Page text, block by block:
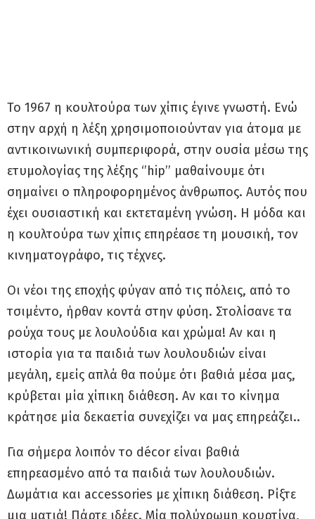
Το 1967 η κουλτούρα των χίπις έγινε γνωστή. Ενώ
στην αρχή η λέξη χρησιμοποιούνταν για άτομα με
αντικοινωνική συμπεριφορά, στην ουσία μέσω της
ετυμολογίας της λέξης ‘’hip’’ μαθαίνουμε ότι
σημαίνει ο πληροφορημένος άνθρωπος. Αυτός που
έχει ουσιαστική και εκτεταμένη γνώση. Η μόδα και
η κουλτούρα των χίπις επηρέασε τη μουσική, τον
κινηματογράφο, τις τέχνες.
Οι νέοι της εποχής φύγαν από τις πόλεις, από το
τσιμέντο, ήρθαν κοντά στην φύση. Στολίσανε τα
ρούχα τους με λουλούδια και χρώμα! Αν και η
ιστορία για τα παιδιά των λουλουδιών είναι
μεγάλη, εμείς απλά θα πούμε ότι βαθιά μέσα μας,
κρύβεται μία χίπικη διάθεση. Αν και το κίνημα
κράτησε μία δεκαετία συνεχίζει να μας επηρεάζει..
Για σήμερα λοιπόν το décor είναι βαθιά
επηρεασμένο από τα παιδιά των λουλουδιών.
Δωμάτια και accessories με χίπικη διάθεση. Ρίξτε
μια ματιά! Πάρτε ιδέες. Μία πολύχρωμη κουρτίνα,